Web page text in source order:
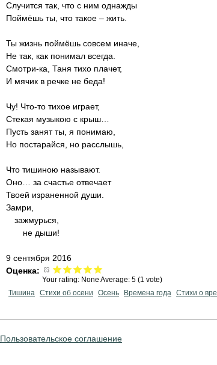
Случится так, что с ним однажды
Поймёшь ты, что такое – жить.
Ты жизнь поймёшь совсем иначе,
Не так, как понимал всегда.
Смотри-ка, Таня тихо плачет,
И мячик в речке не беда!
Чу! Что-то тихое играет,
Стекая музыкою с крыш…
Пусть занят ты, я понимаю,
Но постарайся, но расслышь,
Что тишиною называют.
Оно… за счастье отвечает
Твоей израненной души.
Замри,
зажмурься,
не дыши!
9 сентября 2016
Оценка:
Your rating: None Average: 5 (1 vote)
Тишина Стихи об осени Осень Времена года Стихи о
Пользовательское соглашение